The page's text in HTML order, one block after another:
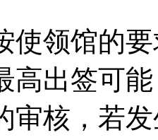
使领馆的
高出签可
审核，若